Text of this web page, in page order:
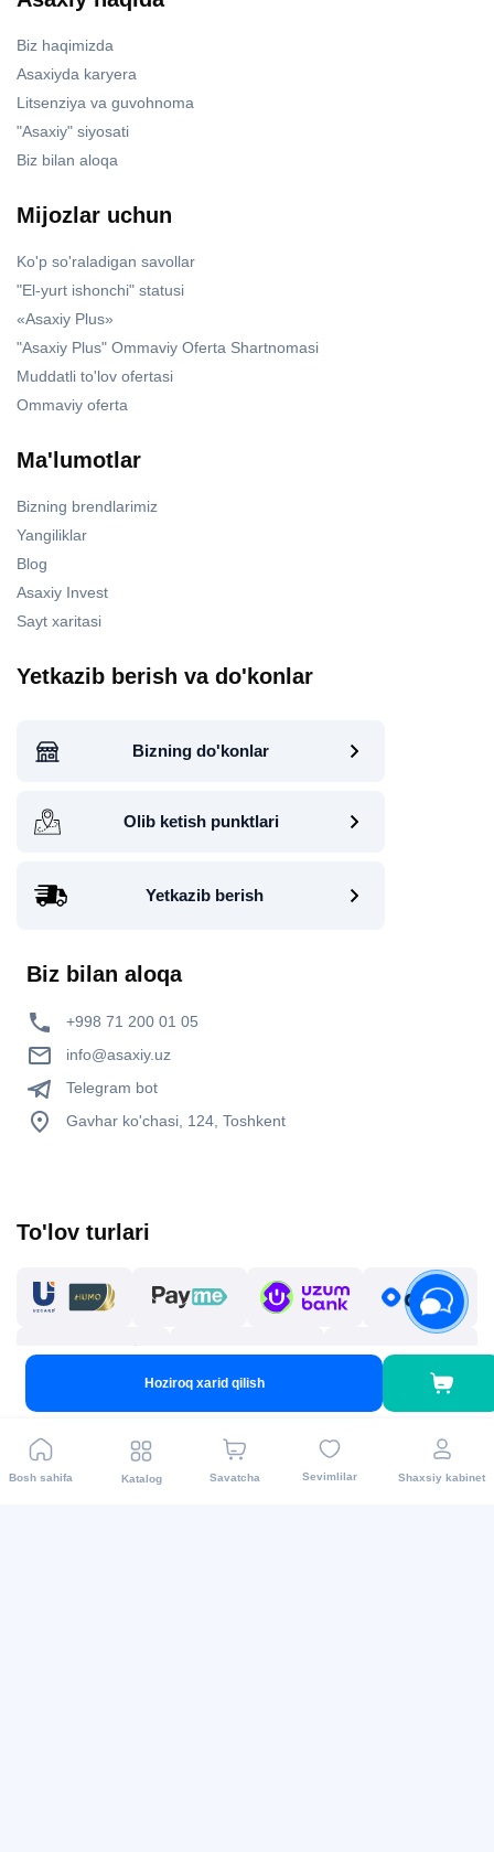
Bosh sahifa Katalog Savatcha Sevimlilar Shaxsiy kabinet
Hoziroq xarid qilish
Biz haqimizda
Asaxiyda karyera
Litsenziya va guvohnoma
"Asaxiy" siyosati
Biz bilan aloqa
Mijozlar uchun
Ko'p so'raladigan savollar
"El-yurt ishonchi" statusi
«Asaxiy Plus»
"Asaxiy Plus" Ommaviy Oferta Shartnomasi
Muddatli to'lov ofertasi
Ommaviy oferta
Ma'lumotlar
Bizning brendlarimiz
Yangiliklar
Blog
Asaxiy Invest
Sayt xaritasi
Yetkazib berish va do'konlar
Bizning do'konlar
Olib ketish punktlari
Yetkazib berish
Biz bilan aloqa
+998 71 200 01 05
info@asaxiy.uz
Telegram bot
Gavhar ko'chasi, 124, Toshkent
To'lov turlari
Biz ijtimoiy tarmoqlarda